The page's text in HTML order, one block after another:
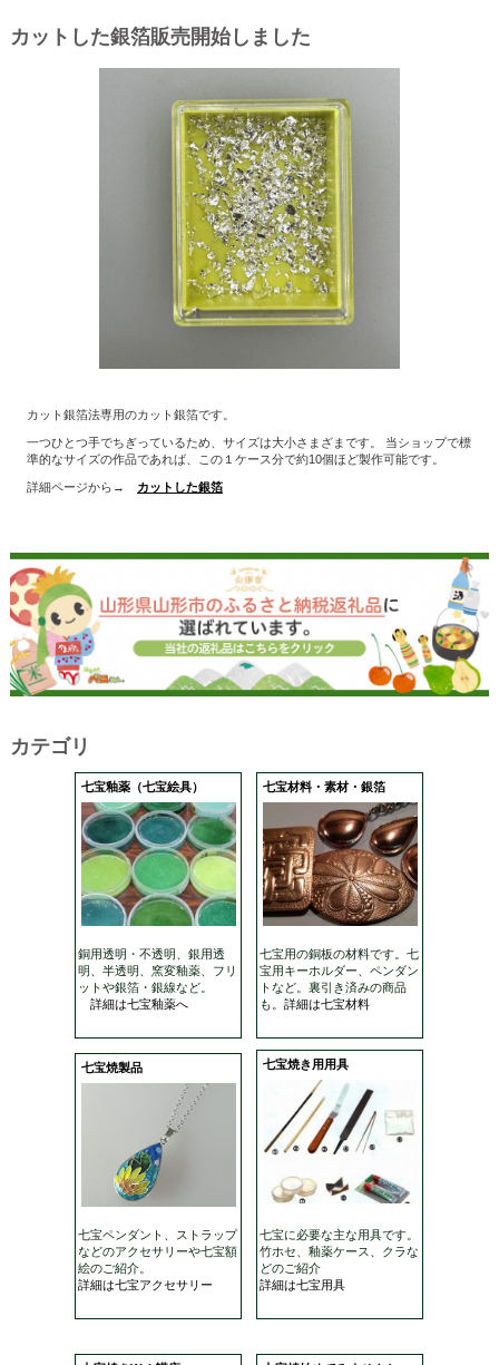
カットした銀箔販売開始しました
カット銀箔法専用のカット銀箔です。
一つひとつ手でちぎっているため、サイズは大小さまざまです。 当ショップで標
準的なサイズの作品であれば、この１ケース分で約10個ほど製作可能です。
詳細ページから→ カットした銀箔
カテゴリ
七宝釉薬（七宝絵具）
銅用透明・不透明、銀用透
明、半透明、窯変釉薬、フリ
ットや銀箔・銀線など。
詳細は七宝釉薬へ
七宝材料・素材・銀箔
七宝用の銅板の材料です。七
宝用キーホルダー、ペンダン
トなど。裏引き済みの商品
も。 詳細は七宝材料
七宝焼製品
七宝ペンダント、ストラップ
などのアクセサリーや七宝額
絵のご紹介。
詳細は七宝アクセサリー
七宝焼き用用具
七宝に必要な主な用具です。
竹ホセ、釉薬ケース、クラな
どのご紹介
詳細は七宝用具